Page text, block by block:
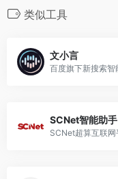
类似工具
文小言
SCNet智能助手